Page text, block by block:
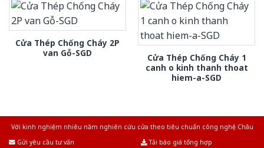
Cửa Thép Chống Cháy 2P
van Gỗ-SGD
Cửa Thép Chống Cháy 1
canh o kinh thanh thoat
hiem-a-SGD
Với kinh nghiệm nhiêu năm nghiên cứu cửa theo tiêu chuẩn công nghệ Châu
Gửi yêu cầu tư vấn
Tải báo giá tổng hợp